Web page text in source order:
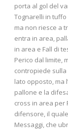
porta al gol del
Tognarelli in
ma non riesce a
entra in area,
in area e Fall di
Perico dal limite,
contropiede sulla
lato opposto, ma
pallone e la
cross in area per
difensore, il
Messaggi, che